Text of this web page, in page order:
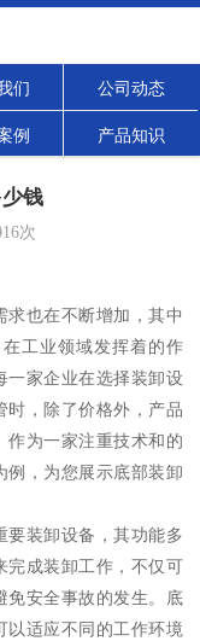
们 公司动态
例 产品知识
钱
次
求也在不断增加，其中
工业领域发挥着的作
一家企业在选择装卸设
时，除了价格外，产品
作为一家注重技术和的
例，为您展示底部装卸
要装卸设备，其功能多
完成装卸工作，不仅可
免安全事故的发生。底
以适应不同的工作环境